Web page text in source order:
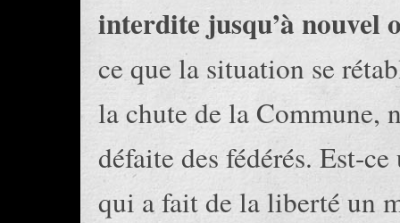
interdite jusqu’à nouvel
ce que la situation se
la chute de la Commune,
défaite des fédérés. Est-
qui a fait de la liberté un